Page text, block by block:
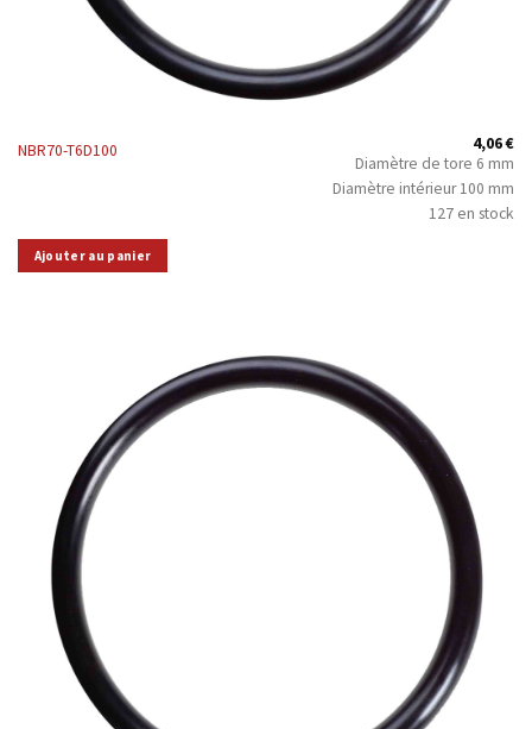
NBR70-T6D100 4,06€
Diamètre de tore 6 mm
Diamètre intérieur 100 mm
127 en stock
Ajouter au panier